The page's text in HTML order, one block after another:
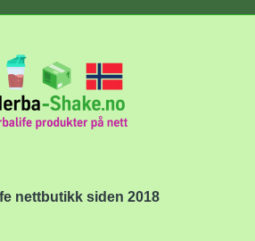
nettbutikk siden 2018